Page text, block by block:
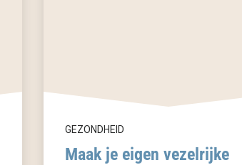
GEZONDHEID
Maak je eigen vezelrijke